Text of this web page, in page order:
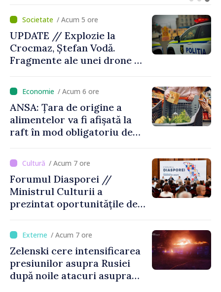
/ Acum 5 ore
UPDATE // Explozie la
Crocmaz, Ștefan Vodă.
Fragmente ale unei drone de
locului
/ Acum 6 ore
ANSA: Țara de origine a
alimentelor va fi afișată la
raft în mod obligatoriu de
riscă amenzi de zeci de mii
de lei de lei/ Acum 7 ore
Forumul Diasporei //
Ministrul Culturii a
prezintat oportunitățile de
culturale și mobilitatea
artiștilor/ Acum 7 ore
Zelenski cere intensificarea
presiunilor asupra Rusiei
după noile atacuri asupra